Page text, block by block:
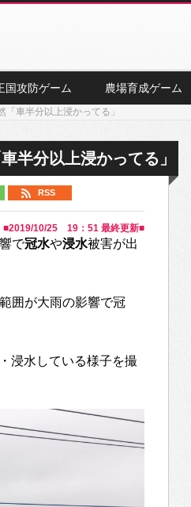
国攻防ゲーム 農場育成ゲーム
車半分以上浸かってる」
半分以上浸かってる」
RSS
■2019/10/25 19：51 最終更新■
で冠水や浸水被害が出
囲が大雨の影響で冠
浸水している様子を撮